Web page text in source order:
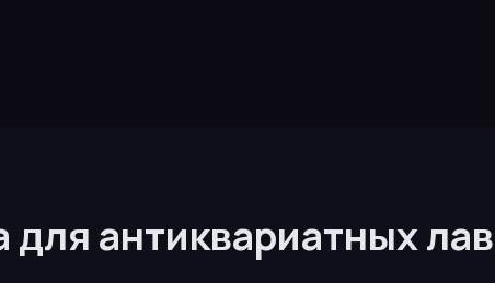
антиквариатных